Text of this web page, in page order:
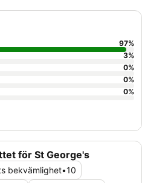
för St George's
bekvämlighet•10
97%
3%
0%
0%
0%